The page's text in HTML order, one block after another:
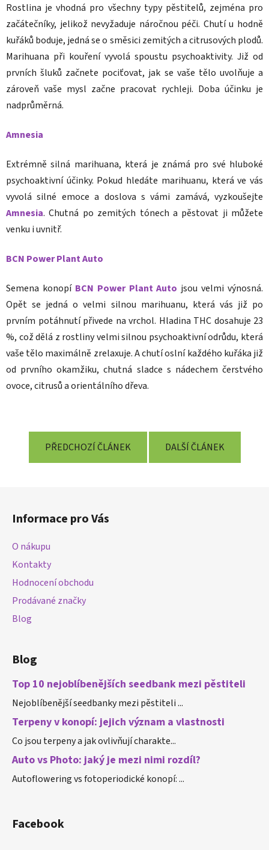
Rostlina je vhodná pro všechny typy pěstitelů, zejména pro
začátečníky, jelikož nevyžaduje náročnou péči. Chutí u hodně
kuřáků boduje, jedná se o směsici zemitých a citrusových plodů.
Marihuana při kouření vyvolá spoustu psychoaktivity. Již od
prvních šluků začnete pociťovat, jak se vaše tělo uvolňuje a
zároveň vaše mysl začne pracovat rychleji. Doba účinku je
nadprůměrná.
Amnesia
Extrémně silná marihuana, která je známá pro své hluboké
psychoaktivní účinky. Pokud hledáte marihuanu, která ve vás
vyvolá silné emoce a doslova s vámi zamává, vyzkoušejte
Amnesia. Chutná po zemitých tónech a pěstovat ji můžete
venku i uvnitř.
BCN Power Plant Auto
Semena konopí BCN Power Plant Auto jsou velmi výnosná.
Opět se jedná o velmi silnou marihuanu, která vás již po
prvním potáhnutí přivede na vrchol. Hladina THC dosahuje 23
%, což dělá z rostliny velmi silnou psychoaktivní odrůdu, která
vaše tělo maximálně zrelaxuje. A chutí oslní každého kuřáka již
od prvního okamžiku, chutná sladce s nádechem čerstvého
ovoce, citrusů a orientálního dřeva.
PŘEDCHOZÍ ČLÁNEK DALŠÍ ČLÁNEK
Informace pro Vás
O nákupu
Kontakty
Hodnocení obchodu
Prodávané značky
Blog
Blog
Top 10 nejoblíbenějších seedbank mezi pěstiteli
Nejoblíbenější seedbanky mezi pěstiteli ...
Terpeny v konopí: jejich význam a vlastnosti
Co jsou terpeny a jak ovlivňují charakte...
Auto vs Photo: jaký je mezi nimi rozdíl?
Autoflowering vs fotoperiodické konopí: ...
Facebook